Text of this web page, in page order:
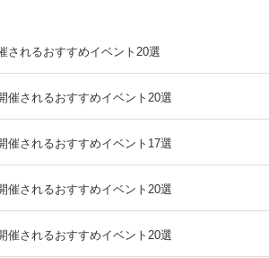
されるおすすめイベント20選
催されるおすすめイベント20選
催されるおすすめイベント17選
催されるおすすめイベント20選
催されるおすすめイベント20選